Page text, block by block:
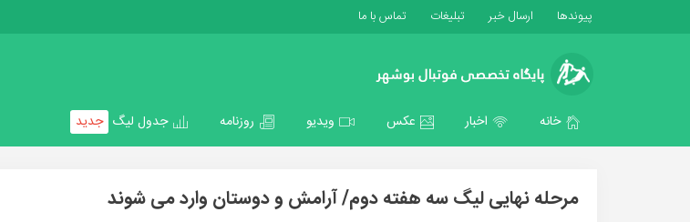
پیوندها ارسال خبر تبلیغات تماس با ما
خانه اخبار عکس ویدیو روزنامه جدول لیگ جدید
مرحله نهایی لیگ سه هفته دوم/ آرامش و دوستان وارد می شوند